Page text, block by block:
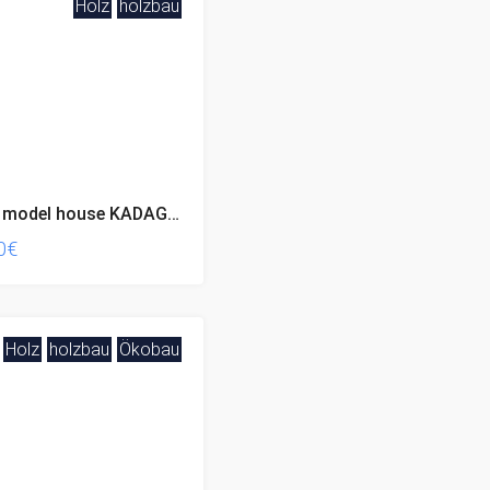
Holz holzbau
47 m2 model house KADAGYS
Holz holzbau Ökobau